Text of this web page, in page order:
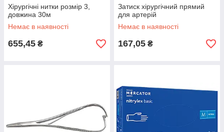
Хірургічні нитки розмір 3,
довжина 30м
Немає в наявності
655,45 ₴
Затиск хірургічний прямий
для артерій
Немає в наявності
167,05 ₴